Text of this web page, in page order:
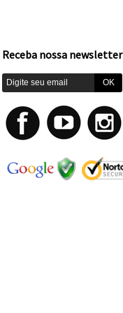
Receba nossa newsletter